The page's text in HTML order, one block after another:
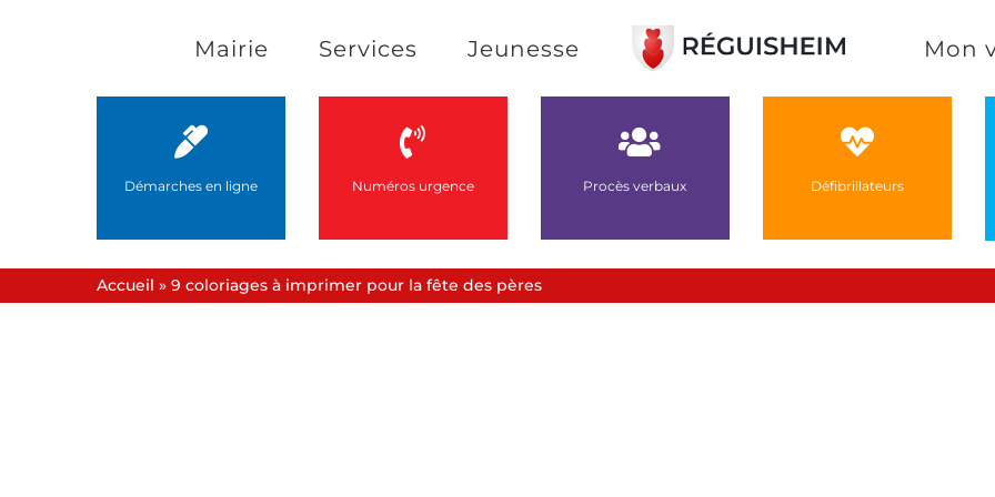
Mairie Services Jeunesse Mon
Démarches en ligne Numéros urgence Procès verbaux Défibrillateurs
Accueil » 9 coloriages à imprimer pour la fête des pères